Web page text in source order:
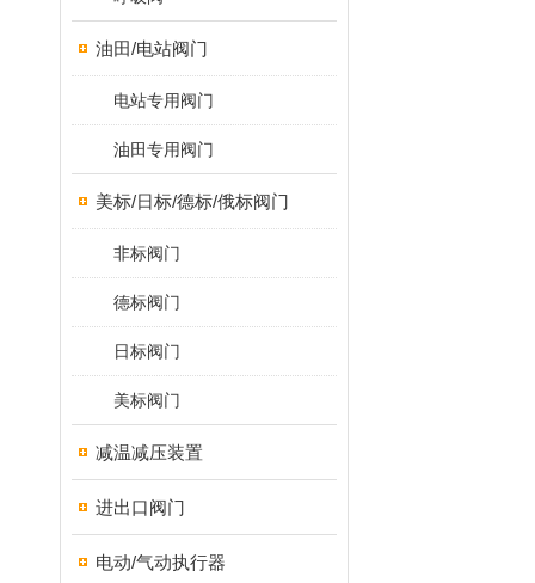
油田/电站阀门
电站专用阀门
油田专用阀门
美标/日标/德标/俄标阀门
非标阀门
德标阀门
日标阀门
美标阀门
减温减压装置
进出口阀门
电动/气动执行器